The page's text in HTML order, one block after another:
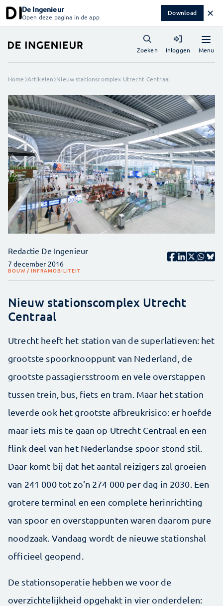
De Ingenieur
Open deze pagina in de app Download ✕
Menu
Zoeken Inloggen
Home Artikelen Nieuw stationscomplex Utrecht Centraal
Redactie De Ingenieur
7 december 2016
BOUW / INFRAMOBILITEIT
Nieuw stationscomplex Utrecht
Centraal
Utrecht heeft het station van de superlatieven: het
grootste spoorknooppunt van Nederland, de
grootste passagiersstroom en vele overstappen
tussen trein, bus, fiets en tram. Maar het station
leverde ook het grootste afbreukrisico: er hoefde
maar iets mis te gaan op Utrecht Centraal en een
flink deel van het Nederlandse spoor stond stil.
Daar komt bij dat het aantal reizigers zal groeien
van 241 000 tot zo’n 274 000 per dag in 2030. Een
grotere terminal en een complete herinrichting
van spoor en overstappunten waren daarom pure
noodzaak. Vandaag wordt de nieuwe stationshal
officieel geopend.
De stationsoperatie hebben we voor de
overzichtelijkheid opgehakt in vier onderdelen: